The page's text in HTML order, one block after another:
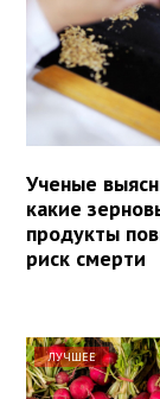
Ученые
какие
продукты
риск смерти
ЛУЧШЕЕ